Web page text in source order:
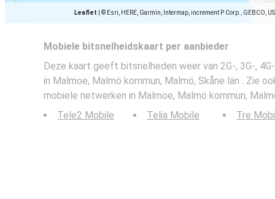
Leaflet © Esri, HERE, Garmin, Intermap, increment P Corp., GEBCO,
Mobiele bitsnelheidskaart per aanbieder
Deze kaart geeft bitsnelheden weer van 2G-, 3G-,
in Malmoe, Malmö kommun, Malmö, Skåne län . Zie
mobiele netwerken in Malmoe, Malmö kommun,
Tele2 Mobile
Telia Mobile Tre